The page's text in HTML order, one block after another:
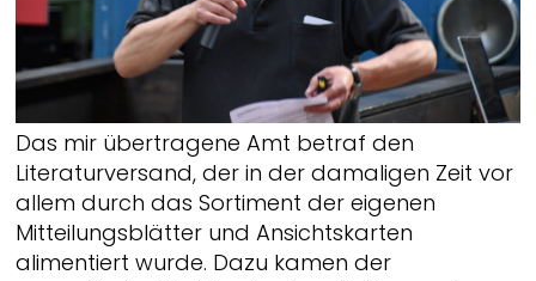
Das mir übertragene Amt betraf den
Literaturversand, der in der damaligen Zeit vor
allem durch das Sortiment der eigenen
Mitteilungsblätter und Ansichtskarten
alimentiert wurde. Dazu kamen der